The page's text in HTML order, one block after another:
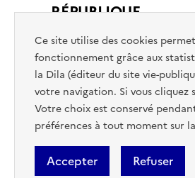
Ce site utilise des cookies
fonctionnement grâce aux
la Dila (éditeur du site vie-
votre navigation. Si vous cliquez
Votre choix est conservé
préférences à tout moment sur
Accepter Refuser
RÉPUBLIQUE
Accessibilité : totalement conforme